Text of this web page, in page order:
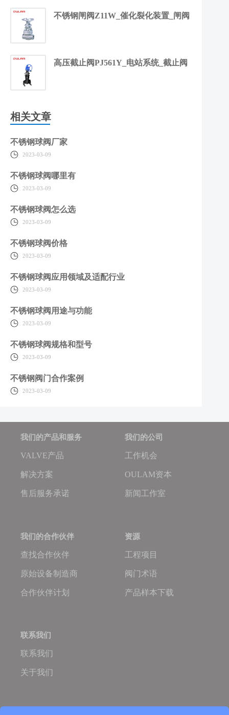
不锈钢闸阀Z11W_催化裂化装置_闸阀
高压截止阀PJ561Y_电站系统_截止阀
相关文章
不锈钢球阀厂家
2023-03-09
不锈钢球阀哪里有
2023-03-09
不锈钢球阀怎么选
2023-03-09
不锈钢球阀价格
2023-03-09
不锈钢球阀应用领域及适配行业
2023-03-09
不锈钢球阀用途与功能
2023-03-09
不锈钢球阀规格和型号
2023-03-09
不锈钢阀门合作案例
2023-03-09
我们的产品和服务
VALVE产品
解决方案
售后服务承诺
我们的公司
工作机会
OULAM资本
新闻工作室
我们的合作伙伴
查找合作伙伴
原始设备制造商
合作伙伴计划
资源
工程项目
阀门术语
产品样本下载
联系我们
联系我们
关于我们